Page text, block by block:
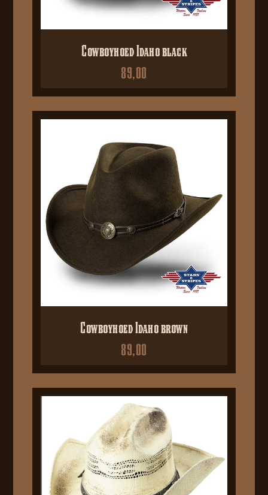
Cowboyhoed Idaho black
89,00
Cowboyhoed Idaho brown
89,00